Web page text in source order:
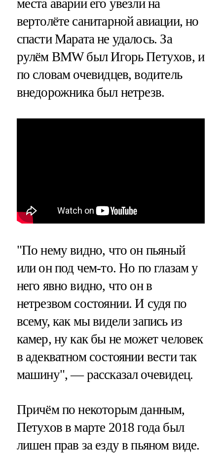
места аварии его увезли на
вертолёте санитарной авиации, но
спасти Марата не удалось. За
рулём BMW был Игорь Петухов, и
по словам очевидцев, водитель
внедорожника был нетрезв.
"По нему видно, что он пьяный
или он под чем-то. Но по глазам у
него явно видно, что он в
нетрезвом состоянии. И судя по
всему, как мы видели запись из
камер, ну как бы не может человек
в адекватном состоянии вести так
машину", — рассказал очевидец.
Причём по некоторым данным,
Петухов в марте 2018 года был
лишен прав за езду в пьяном виде.